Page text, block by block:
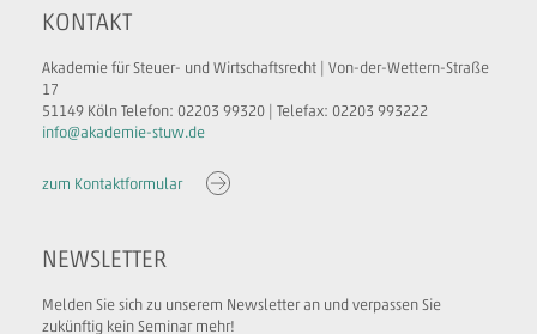
KONTAKT
Akademie für Steuer- und Wirtschaftsrecht | Von-der-Wettern-Straße
17
51149 Köln Telefon: 02203 99320 | Telefax: 02203 993222
info@akademie-stuw.de
zum Kontaktformular
NEWSLETTER
Melden Sie sich zu unserem Newsletter an und verpassen Sie
zukünftig kein Seminar mehr!